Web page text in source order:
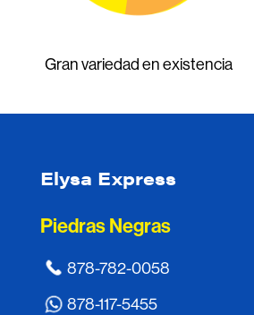
Gran variedad en existencia
Elysa Express
Piedras Negras
878-782-0058
878-117-5455